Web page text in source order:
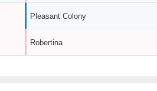
Pleasant Colony
Robertina